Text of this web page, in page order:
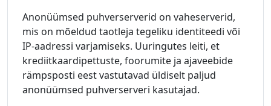
Anonüümsed puhverserverid on vaheserverid,
mis on mõeldud taotleja tegeliku identiteedi või
IP-aadressi varjamiseks. Uuringutes leiti, et
krediitkaardipettuste, foorumite ja ajaveebide
rämpsposti eest vastutavad üldiselt paljud
anonüümsed puhverserveri kasutajad.